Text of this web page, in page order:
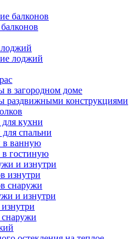
балконов
лоджий
лоджий
в загородном доме
раздвижными конструкциями
кухни
спальни
в ванную
гостиную
и изнутри
изнутри
снаружи
и изнутри